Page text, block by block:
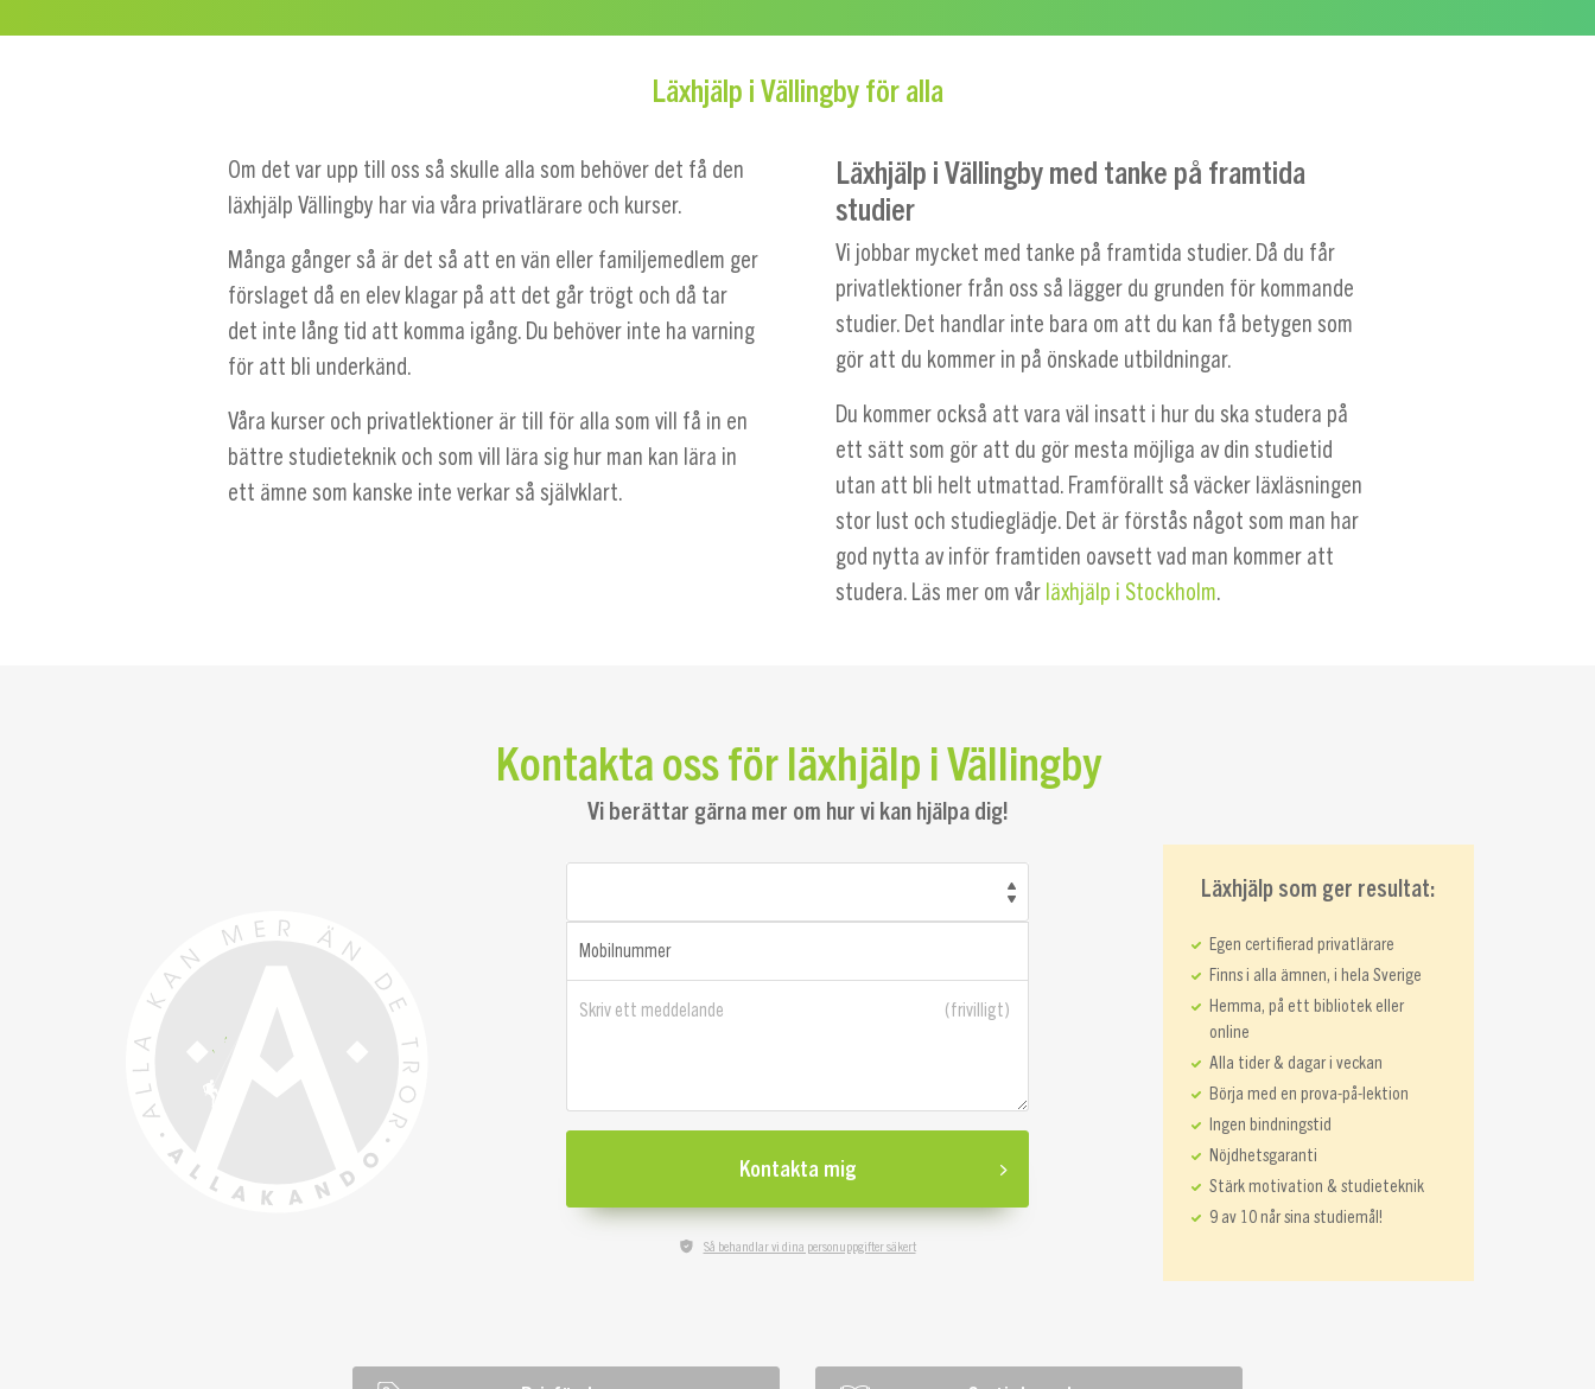
Läxhjälp i Vällingby för alla
Om det var upp till oss så skulle alla som behöver det få den
läxhjälp Vällingby har via våra privatlärare och kurser.
Många gånger så är det så att en vän eller familjemedlem ger
förslaget då en elev klagar på att det går trögt och då tar
det inte lång tid att komma igång. Du behöver inte ha varning
för att bli underkänd.
Våra kurser och privatlektioner är till för alla som vill få in en
bättre studieteknik och som vill lära sig hur man kan lära in
ett ämne som kanske inte verkar så självklart.
Läxhjälp i Vällingby med tanke på framtida
studier
Vi jobbar mycket med tanke på framtida studier. Då du får
privatlektioner från oss så lägger du grunden för kommande
studier. Det handlar inte bara om att du kan få betygen som
gör att du kommer in på önskade utbildningar.
Du kommer också att vara väl insatt i hur du ska studera på
ett sätt som gör att du gör mesta möjliga av din studietid
utan att bli helt utmattad. Framförallt så väcker läxläsningen
stor lust och studieglädje. Det är förstås något som man har
god nytta av inför framtiden oavsett vad man kommer att
studera. Läs mer om vår läxhjälp i Stockholm.
Kontakta oss för läxhjälp i Vällingby
Vi berättar gärna mer om hur vi kan hjälpa dig!
Mobilnummer
Skriv ett meddelande
Kontakta mig
Så behandlar vi dina personuppgifter säkert
Läxhjälp som ger resultat:
Egen certifierad privatlärare
Finns i alla ämnen, i hela Sverige
Hemma, på ett bibliotek eller
online
Alla tider & dagar i veckan
Börja med en prova-på-lektion
Ingen bindningstid
Nöjdhetsgaranti
Stärk motivation & studieteknik
9 av 10 når sina studiemål!